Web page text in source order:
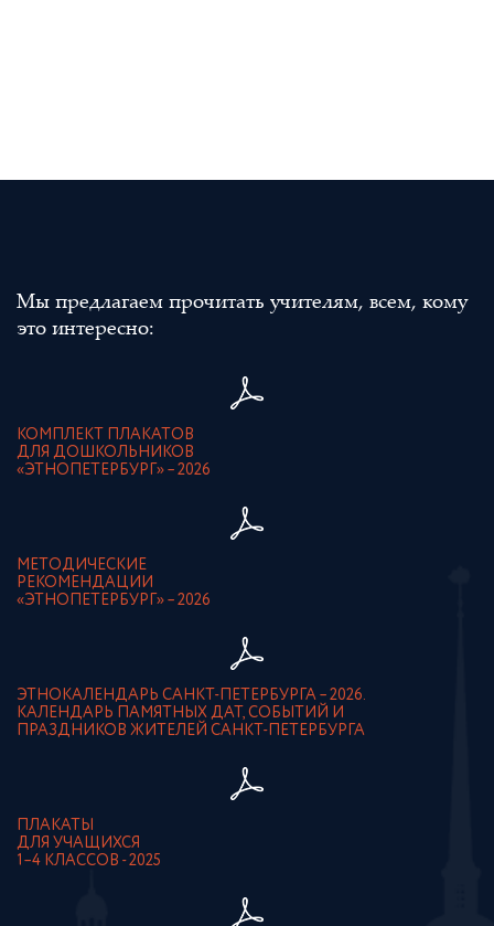
Мы предлагаем прочитать учителям, всем, кому
это интересно:
КОМПЛЕКТ ПЛАКАТОВ
ДЛЯ ДОШКОЛЬНИКОВ
«ЭТНОПЕТЕРБУРГ» – 2026
МЕТОДИЧЕСКИЕ
РЕКОМЕНДАЦИИ
«ЭТНОПЕТЕРБУРГ» – 2026
ЭТНОКАЛЕНДАРЬ САНКТ-ПЕТЕРБУРГА – 2026.
КАЛЕНДАРЬ ПАМЯТНЫХ ДАТ, СОБЫТИЙ И
ПРАЗДНИКОВ ЖИТЕЛЕЙ САНКТ-ПЕТЕРБУРГА
ПЛАКАТЫ
ДЛЯ УЧАЩИХСЯ
1–4 КЛАССОВ - 2025